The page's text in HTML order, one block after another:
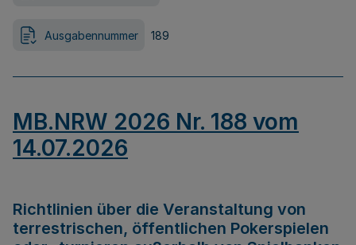
Ausgabennummer 189
MB.NRW 2026 Nr. 188 vom
14.07.2026
Richtlinien über die Veranstaltung von
terrestrischen, öffentlichen Pokerspielen